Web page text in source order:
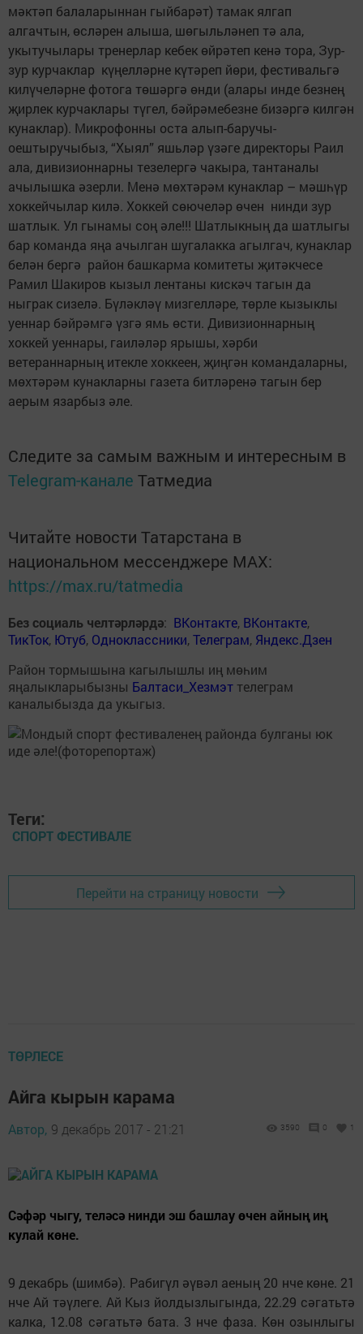
мәктәп балаларыннан гыйбарәт) тамак ялгап
алгачтын, өсләрен алыша, шөгыльләнеп тә ала,
укытучылары тренерлар кебек өйрәтеп кенә тора, Зур-
зур курчаклар күңелләрне күтәреп йөри, фестивальгә
килүчеләрне фотога төшәргә өнди (алары инде безнең
җирлек курчаклары түгел, бәйрәмебезне бизәргә килгән
кунаклар). Микрофонны оста алып-баручы-
оештыручыбыз, “Хыял” яшьләр үзәге директоры Раил
ала, дивизионнарны тезелергә чакыра, тантаналы
ачылышка әзерли. Менә мөхтәрәм кунаклар – мәшһүр
хоккейчылар килә. Хоккей сөючеләр өчен нинди зур
шатлык. Ул гынамы соң әле!!! Шатлыкның да шатлыгы
бар команда яңа ачылган шугалакка агылгач, кунаклар
белән бергә район башкарма комитеты җитәкчесе
Рамил Шакиров кызыл лентаны кискәч тагын да
ныграк сизелә. Бүләкләү мизгелләре, төрле кызыклы
уеннар бәйрәмгә үзгә ямь өсти. Дивизионнарның
хоккей уеннары, гаиләләр ярышы, хәрби
ветераннарның итекле хоккеен, җиңгән командаларны,
мөхтәрәм кунакларны газета битләренә тагын бер
аерым язарбыз әле.
Следите за самым важным и интересным в
Telegram-канале Татмедиа
Читайте новости Татарстана в
национальном мессенджере MАХ:
https://max.ru/tatmedia
Без социаль челтәрләрдә: ВКонтакте, ВКонтакте,
ТикТок, Ютуб, Одноклассники,Телеграм, Яндекс.Дзен
Район тормышына кагылышлы иң мөһим
яңалыкларыбызны Балтаси_Хезмэт телеграм
каналыбызда да укыгыз.
Теги:
СПОРТ ФЕСТИВАЛЕ
Перейти на страницу новости
ТӨРЛЕСЕ
Айга кырын карама
Автор, 9 декабрь 2017 - 21:21 3590 0 1
Сәфәр чыгу, теләсә нинди эш башлау өчен айның иң
кулай көне.
9 декабрь (шимбә). Рабигүл әүвәл аеның 20 нче көне. 21
нче Ай тәүлеге. Ай Кыз йолдызлыгында, 22.29 сәгатьтә
калка, 12.08 сәгатьтә бата. 3 нче фаза. Көн озынлыгы